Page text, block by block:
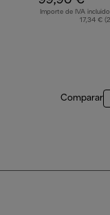
Importe de IVA
17,34 €
Comparar